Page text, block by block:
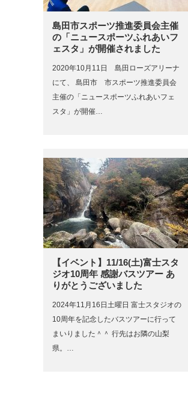
島田市スポーツ推進委員会主催
の「ニュースポーツふれあいフ
ェスタ」が開催されました
2020年10月11日 島田ローズアリーナ
にて、 島田市 市スポーツ推進委員会
主催の「ニュースポーツふれあいフェ
スタ」が開催…
【イベント】11/16(土)富士スタ
ジオ10周年 感謝バスツアー あ
りがとうございました
2024年11月16日土曜日 富士スタジオの
10周年を記念したバスツアーに行って
まいりました＾＾ 行先はお隣の山梨
県。…